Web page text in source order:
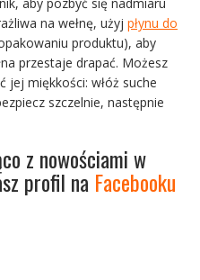
aby pozbyć się nadmiaru
na wełnę, użyj płynu do
produktu), aby
przestaje drapać. Możesz
jej miękkości: włóż suche
szczelnie, następnie
z nowościami w
profil na Facebooku